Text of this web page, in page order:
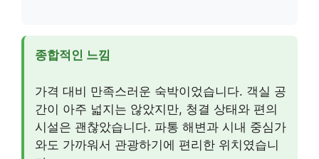
종합적인 느낌
가격 대비 만족스러운 숙박이었습니다. 객실 공
간이 아주 넓지는 않았지만, 청결 상태와 편의
시설은 괜찮았습니다. 파통 해변과 시내 중심가
와도 가까워서 관광하기에 편리한 위치였습니